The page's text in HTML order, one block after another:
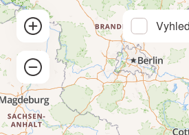
Přibližít
Oddálit